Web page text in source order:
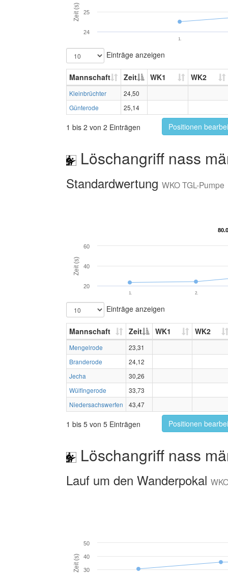
Zeit (s)
1.
24
25
Einträge anzeigen
Mannschaft Zeit WK1 WK2
Kleinbrüchter
24,50
Günterode
25,14
1 bis 2 von 2 Einträgen Positionen
Löschangriff nass
Standardwertung WKO TGL-Pumpe
Zeit (s)
1. 2.
20
40
60
Einträge anzeigen
Mannschaft Zeit WK1 WK2
Mengelrode
23,31
Branderode
24,12
Jecha
30,26
Wülfingerode
33,73
Niedersachswerfen
43,47
1 bis 5 von 5 Einträgen Positionen
Löschangriff nass
Lauf um den Wanderpokal
Zeit (s) 30
40
50